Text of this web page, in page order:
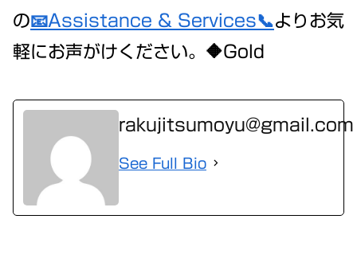
の📧Assistance & Services📞よりお気
軽にお声がけください。🔶Gold
rakujitsumoyu@gmail.com
See Full Bio